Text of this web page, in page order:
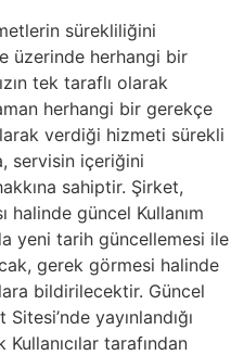
sürekliliğini
üzerinde herhangi bir
tek taraflı olarak
herhangi bir gerekçe
verdiği hizmeti sürekli
servisin içeriğini
sahiptir. Şirket,
halinde güncel Kullanım
yeni tarih güncellemesi ile
gerek görmesi halinde
bildirilecektir. Güncel
yayınlandığı
tarafından